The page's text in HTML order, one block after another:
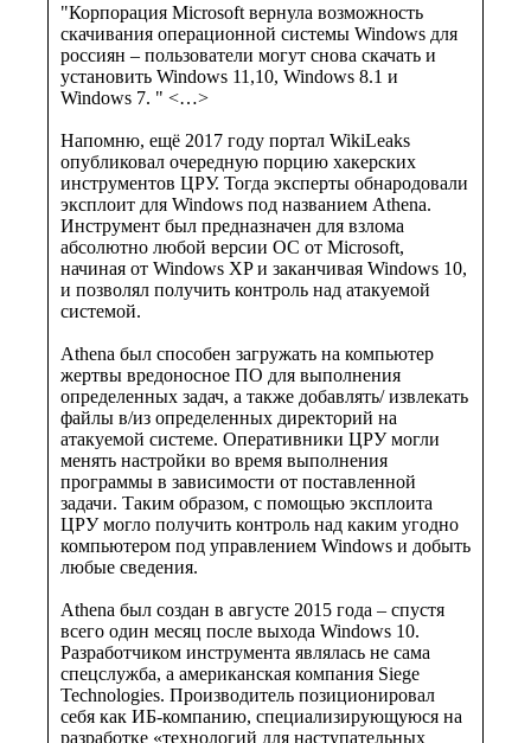
"Корпорация Microsoft вернула возможность
скачивания операционной системы Windows для
россиян – пользователи могут снова скачать и
установить Windows 11,10, Windows 8.1 и
Windows 7. " <…>
Напомню, ещё 2017 году портал WikiLeaks
опубликовал очередную порцию хакерских
инструментов ЦРУ. Тогда эксперты обнародовали
эксплоит для Windows под названием Athena.
Инструмент был предназначен для взлома
абсолютно любой версии ОС от Microsoft,
начиная от Windows XP и заканчивая Windows 10,
и позволял получить контроль над атакуемой
системой.
Athena был способен загружать на компьютер
жертвы вредоносное ПО для выполнения
определенных задач, а также добавлять/ извлекать
файлы в/из определенных директорий на
атакуемой системе. Оперативники ЦРУ могли
менять настройки во время выполнения
программы в зависимости от поставленной
задачи. Таким образом, с помощью эксплоита
ЦРУ могло получить контроль над каким угодно
компьютером под управлением Windows и добыть
любые сведения.
Athena был создан в августе 2015 года – спустя
всего один месяц после выхода Windows 10.
Разработчиком инструмента являлась не сама
спецслужба, а американская компания Siege
Technologies. Производитель позиционировал
себя как ИБ-компанию, специализирующуюся на
разработке «технологий для наступательных